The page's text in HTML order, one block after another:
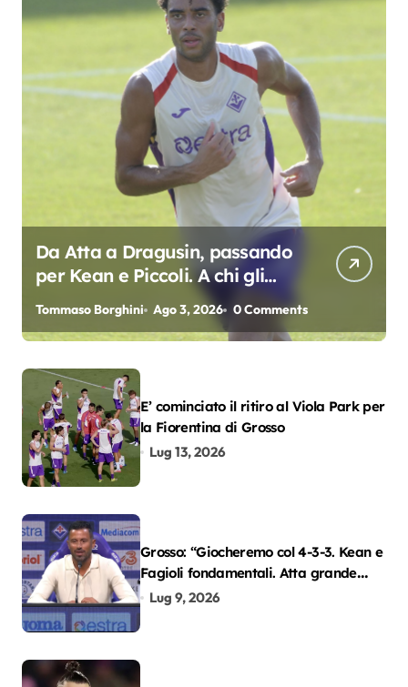
Da Atta a Dragusin, passando
per Kean e Piccoli. A chi gli
oscar del precampionato?
Tommaso Borghini Ago 3, 2026 0 Comments
E’ cominciato il ritiro al Viola Park per
la Fiorentina di Grosso
Lug 13, 2026
Grosso: “Giocheremo col 4-3-3. Kean e
Fagioli fondamentali. Atta grande
colpo”
Lug 9, 2026